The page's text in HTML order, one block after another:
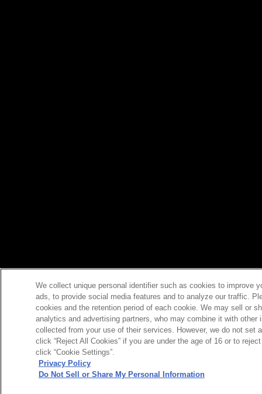
We collect unique personal identifier such as cookies to improve
ads, to provide social media features and to analyze our traffic.
cookies and the retention period of each cookie. We may sell or
analytics and advertising partners, who may combine it with
collected from your use of their services. However, we do not set
click “Reject All Cookies” if you are under the age of 16 or to
click “Cookie Settings”.
Privacy Policy
Do Not Sell or Share My Personal Information